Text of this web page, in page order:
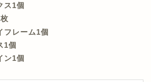
ス1個
フレーム1個
1個
ン1個